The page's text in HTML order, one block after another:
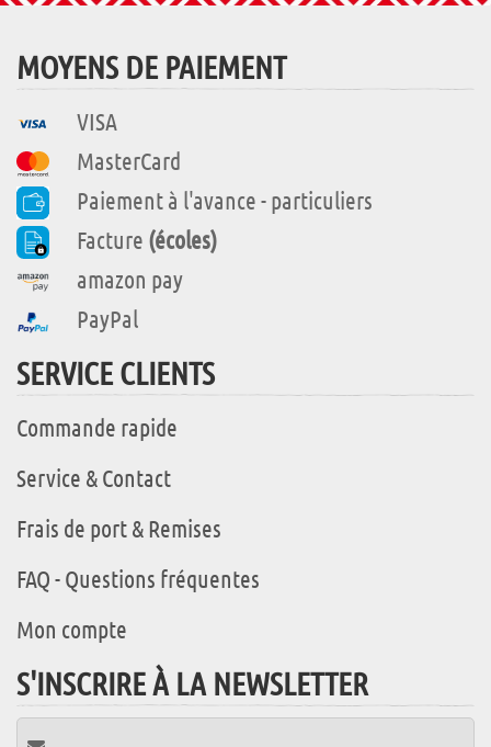
MOYENS DE PAIEMENT
VISA
MasterCard
Paiement à l'avance - particuliers
Facture (écoles)
amazon pay
PayPal
SERVICE CLIENTS
Commande rapide
Service & Contact
Frais de port & Remises
FAQ - Questions fréquentes
Mon compte
S'INSCRIRE À LA NEWSLETTER